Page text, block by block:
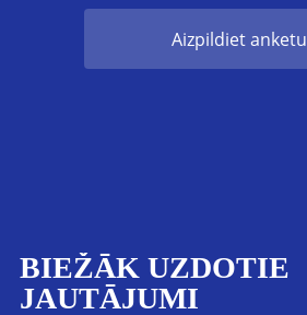
Aizpildiet anketu
BIEŽĀK UZDOTIE
JAUTĀJUMI